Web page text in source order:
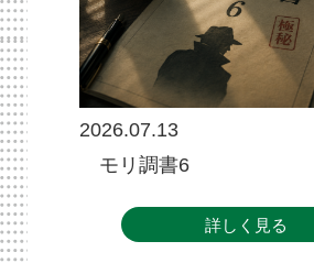
2026.07.13
モリ調書6
詳しく見る